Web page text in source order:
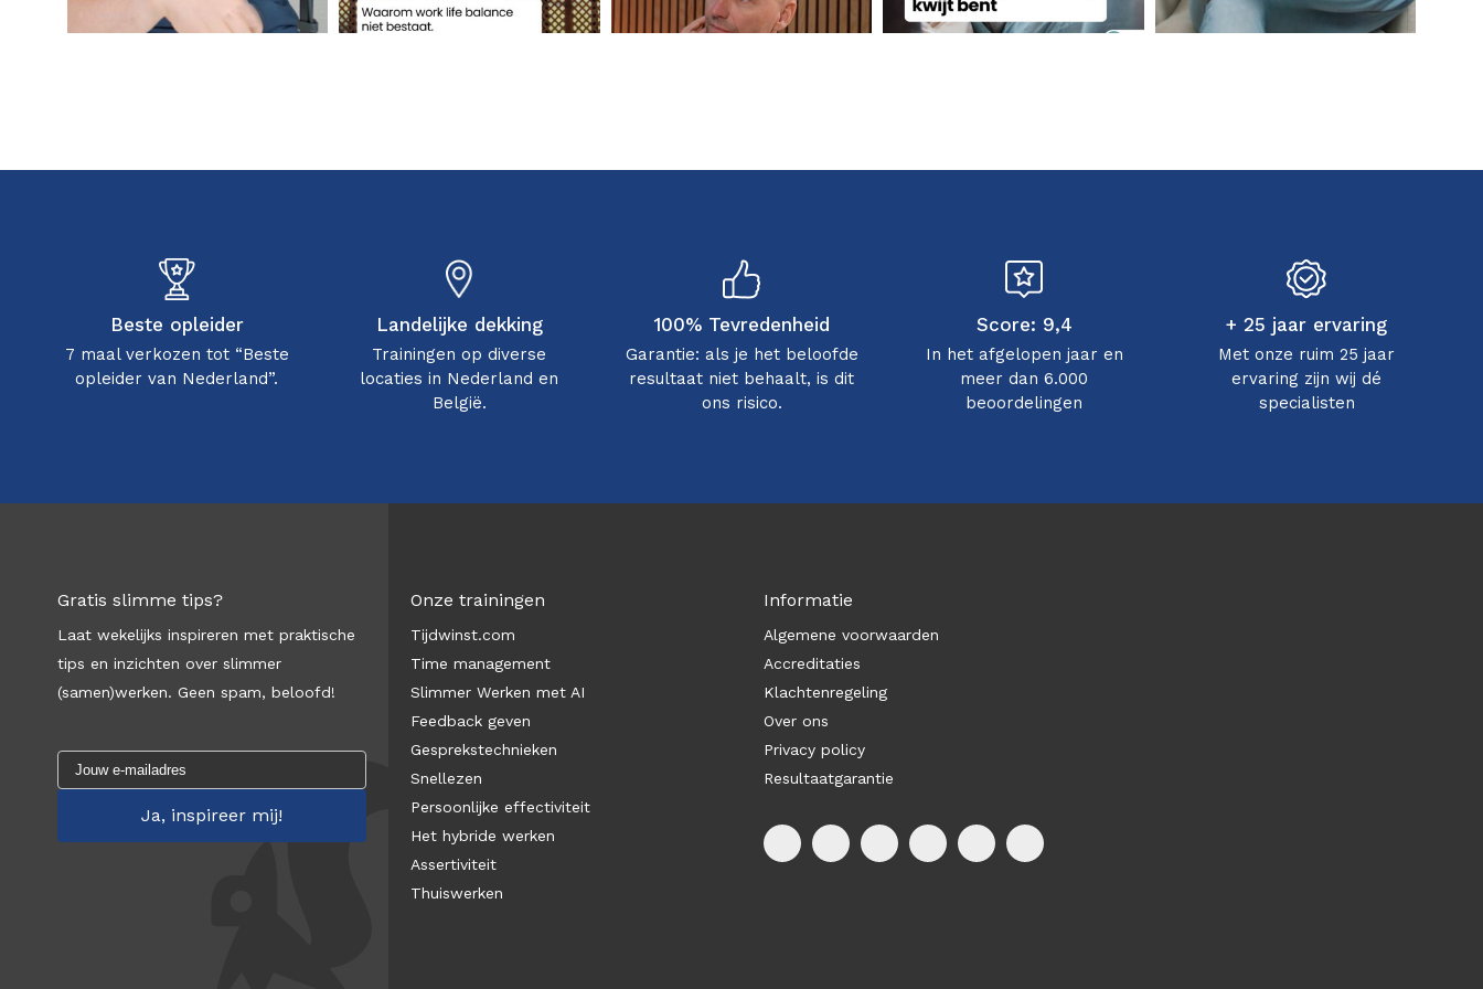
Beste opleider
7 maal verkozen tot “Beste
opleider van Nederland”.
Landelijke dekking
Trainingen op diverse
locaties in Nederland en
België.
100% Tevredenheid
Garantie: als je het beloofde
resultaat niet behaalt, is dit
ons risico.
Score: 9,4
In het afgelopen jaar en
meer dan 6.000
beoordelingen
+ 25 jaar ervaring
Met onze ruim 25 jaar
ervaring zijn wij dé
specialisten
Gratis slimme tips?
Laat wekelijks inspireren met praktische
tips en inzichten over slimmer
(samen)werken. Geen spam, beloofd!
Onze trainingen
Tijdwinst.com
Time management
Slimmer Werken met AI
Feedback geven
Gesprekstechnieken
Snellezen
Persoonlijke effectiviteit
Het hybride werken
Assertiviteit
Thuiswerken
Informatie
Algemene voorwaarden
Accreditaties
Klachtenregeling
Over ons
Privacy policy
Resultaatgarantie